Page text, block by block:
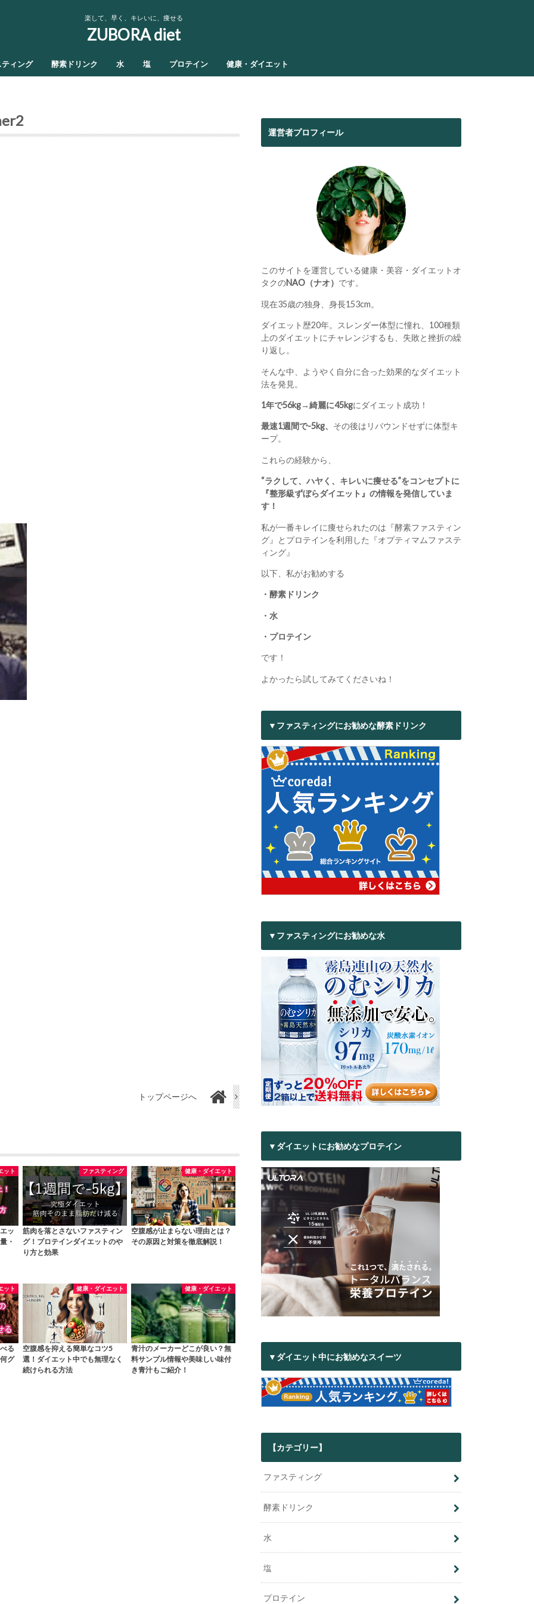
楽して、早く、キレいに、痩せる
ZUBORA diet
ティング 酵素ドリンク 水 塩 プロテイン 健康・ダイエット
トップページへ
ット
ッ
・
ファスティング
筋肉を落とさないファスティン
グ！プロテインダイエットのや
り方と効果
健康・ダイエット
空腹感が止まらない理由とは？
その原因と対策を徹底解説！
ット
る
グ
健康・ダイエット
空腹感を抑える簡単なコツ5
選！ダイエット中でも無理なく
続けられる方法
健康・ダイエット
青汁のメーカーどこが良い？無
料サンプル情報や美味しい味付
き青汁もご紹介！
運営者プロフィール
このサイトを運営している健康・美容・ダイエットオ
タクのNAO（ナオ） です。
現在35歳の独身、身長153cm。
ダイエット歴20年。スレンダー体型に憧れ、100種類
上のダイエットにチャレンジするも、失敗と挫折の繰
り返し。
そんな中、ようやく自分に合った効果的なダイエット
法を発見。
1年で56kg→綺麗に45kgにダイエット成功！
最速1週間で-5kg、 その後はリバウンドせずに体型キ
ープ。
これらの経験から、
“ラクして、ハヤく、キレいに痩せる”をコンセプトに
『整形級ずぼらダイエット』の情報を発信していま
す！
私が一番キレイに痩せられたのは『酵素ファスティン
グ』とプロテインを利用した『オプティマムファステ
ィング』
以下、私がお勧めする
・酵素ドリンク
・水
・プロテイン
です！
よかったら試してみてくださいね！
▼ファスティングにお勧めな酵素ドリンク
▼ファスティングにお勧めな水
▼ダイエットにお勧めなプロテイン
▼ダイエット中にお勧めなスイーツ
【カテゴリー】
ファスティング
酵素ドリンク
水
塩
プロテイン